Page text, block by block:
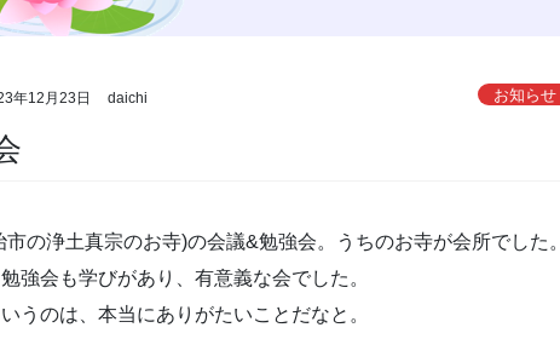
年12月23日 daichi お知らせ
の浄土真宗のお寺)の会議&勉強会。うちのお寺が会所でした。
強会も学びがあり、有意義な会でした。
うのは、本当にありがたいことだなと。